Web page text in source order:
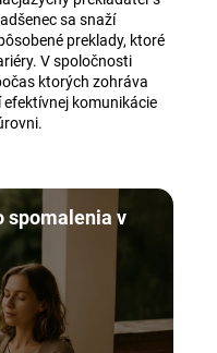
sa snaží
preklady, ktoré
V spoločnosti
ktorých zohráva
komunikácie
spomalenia v